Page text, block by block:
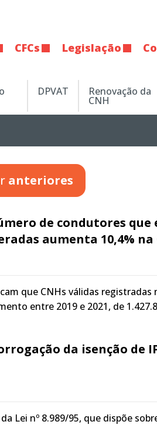
CFCs Legislação
DPVAT Renovação da
CNH
anteriores
de condutores que
aumenta 10,4%
que CNHs válidas registradas
entre 2019 e 2021, de
da isenção de
Lei nº 8.989/95, que dispõe